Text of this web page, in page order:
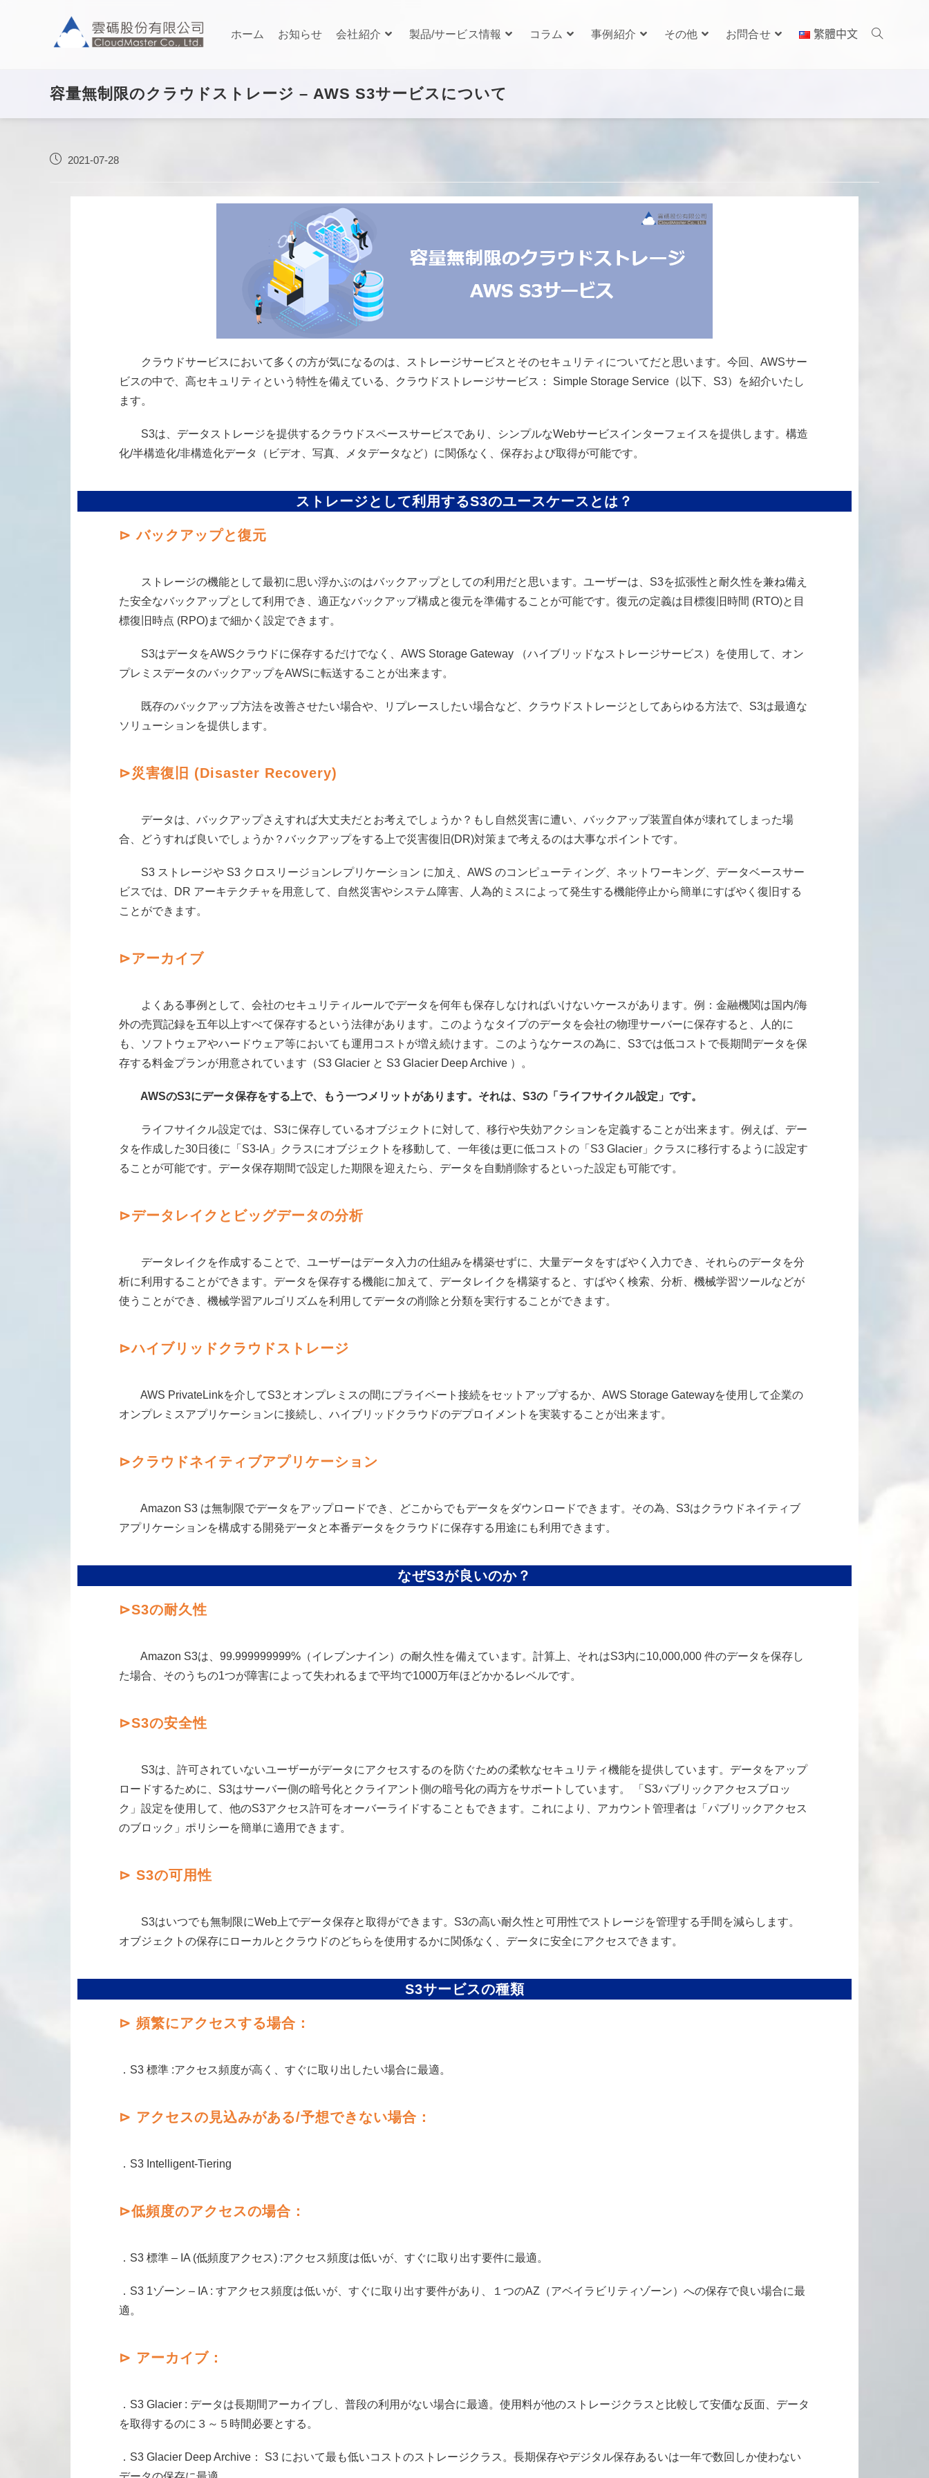
ホーム お知らせ 会社紹介 製品/サービス情報 コラム 事例紹介 その他 お問合せ 繁體中文
容量無制限のクラウドストレージ – AWS S3サービスについて
2021-07-28
クラウドサービスにおいて多くの方が気になるのは、ストレージサービスとそのセキュリティについてだと思います。今回、AWSサー
ビスの中で、高セキュリティという特性を備えている、クラウドストレージサービス： Simple Storage Service（以下、S3）を紹介いたし
ます。
S3は、データストレージを提供するクラウドスペースサービスであり、シンプルなWebサービスインターフェイスを提供します。構造
化/半構造化/非構造化データ（ビデオ、写真、メタデータなど）に関係なく、保存および取得が可能です。
ストレージとして利用するS3のユースケースとは？
⊳ バックアップと復元
ストレージの機能として最初に思い浮かぶのはバックアップとしての利用だと思います。ユーザーは、S3を拡張性と耐久性を兼ね備え
た安全なバックアップとして利用でき、適正なバックアップ構成と復元を準備することが可能です。復元の定義は目標復旧時間 (RTO)と目
標復旧時点 (RPO)まで細かく設定できます。
S3はデータをAWSクラウドに保存するだけでなく、AWS Storage Gateway （ハイブリッドなストレージサービス）を使用して、オン
プレミスデータのバックアップをAWSに転送することが出来ます。
既存のバックアップ方法を改善させたい場合や、リプレースしたい場合など、クラウドストレージとしてあらゆる方法で、S3は最適な
ソリューションを提供します。
⊳災害復旧 (Disaster Recovery)
データは、バックアップさえすれば大丈夫だとお考えでしょうか？もし自然災害に遭い、バックアップ装置自体が壊れてしまった場
合、どうすれば良いでしょうか？バックアップをする上で災害復旧(DR)対策まで考えるのは大事なポイントです。
S3 ストレージや S3 クロスリージョンレプリケーション に加え、AWS のコンピューティング、ネットワーキング、データベースサー
ビスでは、DR アーキテクチャを用意して、自然災害やシステム障害、人為的ミスによって発生する機能停止から簡単にすばやく復旧する
ことができます。
⊳アーカイブ
よくある事例として、会社のセキュリティルールでデータを何年も保存しなければいけないケースがあります。例：金融機関は国内/海
外の売買記録を五年以上すべて保存するという法律があります。このようなタイプのデータを会社の物理サーバーに保存すると、人的に
も、ソフトウェアやハードウェア等においても運用コストが増え続けます。このようなケースの為に、S3では低コストで長期間データを保
存する料金プランが用意されています（S3 Glacier と S3 Glacier Deep Archive ）。
AWSのS3にデータ保存をする上で、もう一つメリットがあります。それは、S3の「ライフサイクル設定」です。
ライフサイクル設定では、S3に保存しているオブジェクトに対して、移行や失効アクションを定義することが出来ます。例えば、デー
タを作成した30日後に「S3-IA」クラスにオブジェクトを移動して、一年後は更に低コストの「S3 Glacier」クラスに移行するように設定す
ることが可能です。データ保存期間で設定した期限を迎えたら、データを自動削除するといった設定も可能です。
⊳データレイクとビッグデータの分析
データレイクを作成することで、ユーザーはデータ入力の仕組みを構築せずに、大量データをすばやく入力でき、それらのデータを分
析に利用することができます。データを保存する機能に加えて、データレイクを構築すると、すばやく検索、分析、機械学習ツールなどが
使うことができ、機械学習アルゴリズムを利用してデータの削除と分類を実行することができます。
⊳ハイブリッドクラウドストレージ
AWS PrivateLinkを介してS3とオンプレミスの間にプライベート接続をセットアップするか、AWS Storage Gatewayを使用して企業の
オンプレミスアプリケーションに接続し、ハイブリッドクラウドのデプロイメントを実装することが出来ます。
⊳クラウドネイティブアプリケーション
Amazon S3 は無制限でデータをアップロードでき、どこからでもデータをダウンロードできます。その為、S3はクラウドネイティブ
アプリケーションを構成する開発データと本番データをクラウドに保存する用途にも利用できます。
なぜS3が良いのか？
⊳S3の耐久性
Amazon S3は、99.999999999%（イレブンナイン）の耐久性を備えています。計算上、それはS3内に10,000,000 件のデータを保存し
た場合、そのうちの1つが障害によって失われるまで平均で1000万年ほどかかるレベルです。
⊳S3の安全性
S3は、許可されていないユーザーがデータにアクセスするのを防ぐための柔軟なセキュリティ機能を提供しています。データをアップ
ロードするために、S3はサーバー側の暗号化とクライアント側の暗号化の両方をサポートしています。 「S3パブリックアクセスブロッ
ク」設定を使用して、他のS3アクセス許可をオーバーライドすることもできます。これにより、アカウント管理者は「パブリックアクセス
のブロック」ポリシーを簡単に適用できます。
⊳ S3の可用性
S3はいつでも無制限にWeb上でデータ保存と取得ができます。S3の高い耐久性と可用性でストレージを管理する手間を減らします。
オブジェクトの保存にローカルとクラウドのどちらを使用するかに関係なく、データに安全にアクセスできます。
S3サービスの種類
⊳ 頻繁にアクセスする場合：
．S3 標準 :アクセス頻度が高く、すぐに取り出したい場合に最適。
⊳ アクセスの見込みがある/予想できない場合：
．S3 Intelligent-Tiering
⊳低頻度のアクセスの場合 ：
．S3 標準 – IA (低頻度アクセス) :アクセス頻度は低いが、すぐに取り出す要件に最適。
．S3 1ゾーン – IA : すアクセス頻度は低いが、すぐに取り出す要件があり、１つのAZ（アベイラビリティゾーン）への保存で良い場合に最
適。
⊳ アーカイブ：
．S3 Glacier : データは長期間アーカイブし、普段の利用がない場合に最適。使用料が他のストレージクラスと比較して安価な反面、データ
を取得するのに３～５時間必要とする。
．S3 Glacier Deep Archive： S3 において最も低いコストのストレージクラス。長期保存やデジタル保存あるいは一年で数回しか使わない